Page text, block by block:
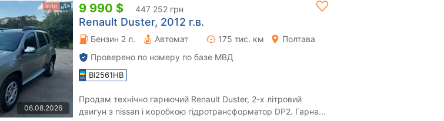
06.08.2026
9 990 $ 447 252 грн
Renault Duster, 2012 г.в.
Бензин 2 л. Автомат 175 тис. км
Полтава
Проверено по номеру по базе МВД
BI2561HB
Продам технічно гарнючий Renault Duster, 2-х літровий
двигун з nissan i коробкою гідротрансформатор DP2. Гарна